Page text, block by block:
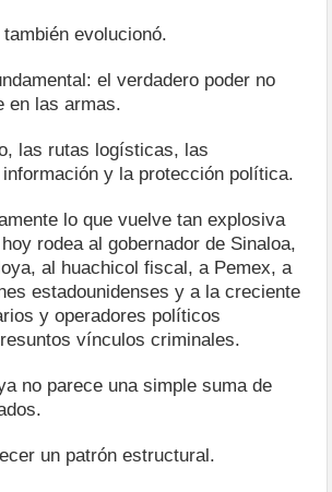
evolucionó.
el verdadero poder no
en las armas.
las rutas logísticas, las
y la protección política.
lo que vuelve tan explosiva
rodea al gobernador de Sinaloa,
al huachicol fiscal, a Pemex, a
estadounidenses y a la creciente
y operadores políticos
vínculos criminales.
no parece una simple suma de
un patrón estructural.